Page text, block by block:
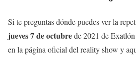
Si te preguntas dónde puedes ver la
jueves 7 de octubrede 2021 de
en la página oficial del reality show y